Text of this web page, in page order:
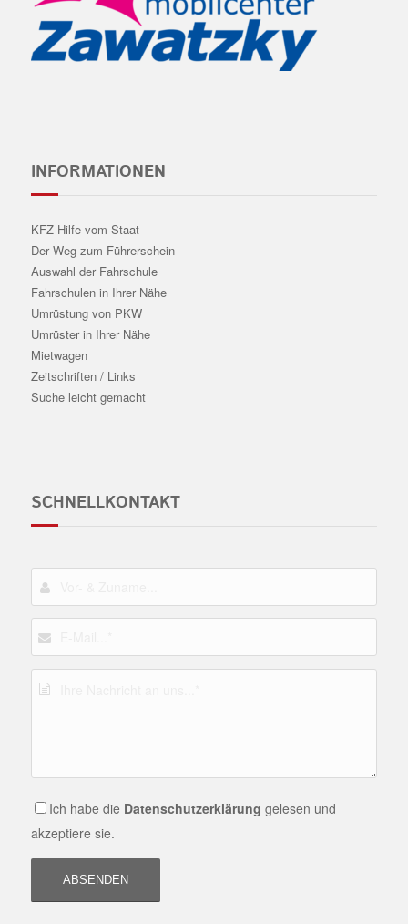
INFORMATIONEN
KFZ-Hilfe vom Staat
Der Weg zum Führerschein
Auswahl der Fahrschule
Fahrschulen in Ihrer Nähe
Umrüstung von PKW
Umrüster in Ihrer Nähe
Mietwagen
Zeitschriften / Links
Suche leicht gemacht
SCHNELLKONTAKT
Ich habe die Datenschutzerklärung gelesen und
akzeptiere sie.